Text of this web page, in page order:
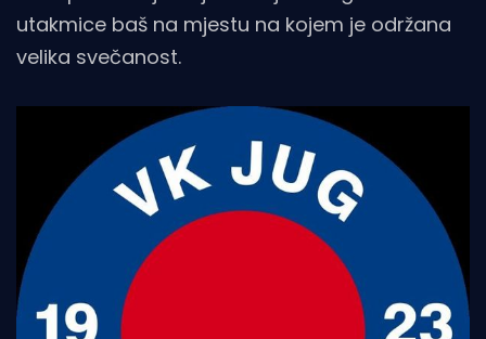
utakmice baš na mjestu na kojem je održana
velika svečanost.